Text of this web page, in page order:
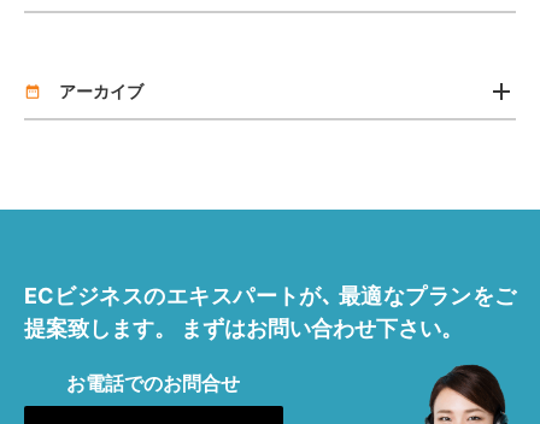
リリース
date_range アーカイブ add
2025年7月 [1]
2024年12月 [1]
ECビジネスのエキスパートが､ 最適なプランをご
提案致します。
まずはお問い合わせ下さい。
お電話でのお問合せ